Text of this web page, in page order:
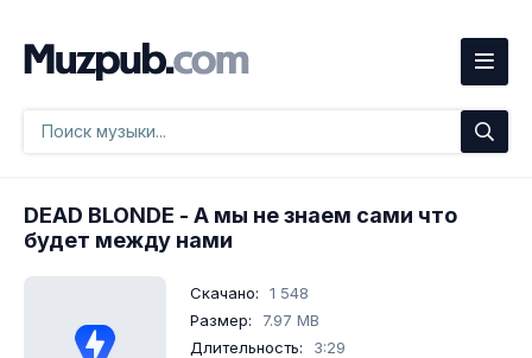
DEAD BLONDE - А мы не знаем сами что
будет между нами
Скачано:
1 548
Размер:
7.97 MB
Длительность:
3:29